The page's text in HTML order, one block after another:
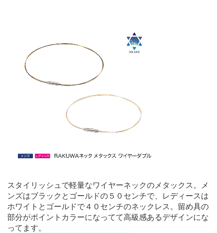
スタイリッシュで軽量なワイヤーネックのメタックス。メ
ンズはブラックとゴールドの５０センチで、レディースは
ホワイトとゴールドで４０センチのネックレス。留め具の
部分がポイントカラーになってて高級感あるデザインにな
ってます。